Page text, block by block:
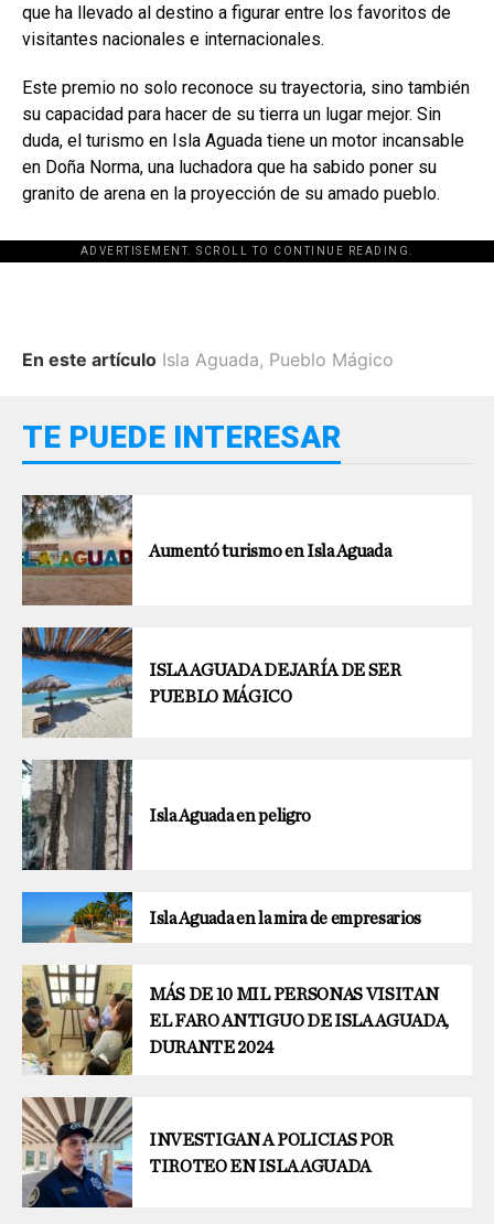
que ha llevado al destino a figurar entre los favoritos de
visitantes nacionales e internacionales.
Este premio no solo reconoce su trayectoria, sino también
su capacidad para hacer de su tierra un lugar mejor. Sin
duda, el turismo en Isla Aguada tiene un motor incansable
en Doña Norma, una luchadora que ha sabido poner su
granito de arena en la proyección de su amado pueblo.
ADVERTISEMENT. SCROLL TO CONTINUE READING.
En este artículo Isla Aguada, Pueblo Mágico
TE PUEDE INTERESAR
Aumentó turismo en Isla Aguada
ISLA AGUADA DEJARÍA DE SER
PUEBLO MÁGICO
Isla Aguada en peligro
Isla Aguada en la mira de empresarios
MÁS DE 10 MIL PERSONAS VISITAN
EL FARO ANTIGUO DE ISLA AGUADA,
DURANTE 2024
INVESTIGAN A POLICIAS POR
TIROTEO EN ISLA AGUADA